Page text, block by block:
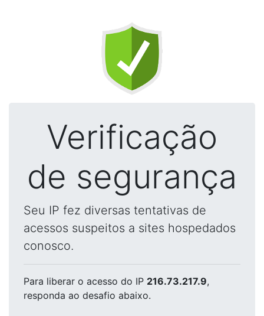
Verificação
de segurança
Seu IP fez diversas tentativas de
acessos suspeitos a sites hospedados
conosco.
Para liberar o acesso do IP 216.73.217.9,
responda ao desafio abaixo.